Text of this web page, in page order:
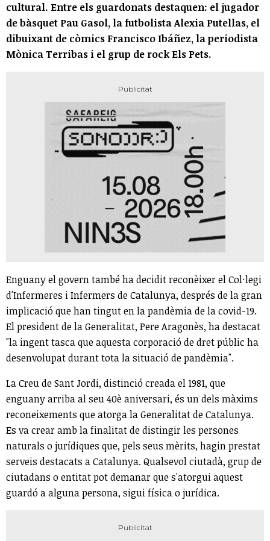
cultural. Entre els guardonats destaquen: el jugador
de bàsquet Pau Gasol, la futbolista Alexia Putellas, el
dibuixant de còmics Francisco Ibáñez, la periodista
Mònica Terribas i el grup de rock Els Pets.
Enguany el govern també ha decidit reconèixer el Col·legi
d'Infermeres i Infermers de Catalunya, després de la gran
implicació que han tingut en la pandèmia de la covid-19.
El president de la Generalitat, Pere Aragonès, ha destacat
"la ingent tasca que aquesta corporació de dret públic ha
desenvolupat durant tota la situació de pandèmia".
La Creu de Sant Jordi, distinció creada el 1981, que
enguany arriba al seu 40è aniversari, és un dels màxims
reconeixements que atorga la Generalitat de Catalunya.
Es va crear amb la finalitat de distingir les persones
naturals o jurídiques que, pels seus mèrits, hagin prestat
serveis destacats a Catalunya. Qualsevol ciutadà, grup de
ciutadans o entitat pot demanar que s'atorgui aquest
guardó a alguna persona, sigui física o jurídica.